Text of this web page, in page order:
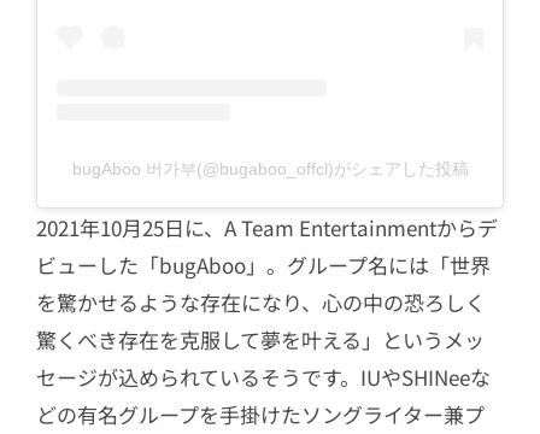
bugAboo 버가부(@bugaboo_offcl)がシェアした投稿
2021年10月25日に、A Team Entertainmentからデ
ビューした「bugAboo」。グループ名には「世界
を驚かせるような存在になり、心の中の恐ろしく
驚くべき存在を克服して夢を叶える」というメッ
セージが込められているそうです。IUやSHINeeな
どの有名グループを手掛けたソングライター兼プ